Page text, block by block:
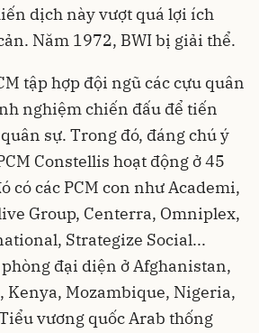
dịch này vượt quá lợi ích
Năm 1972, BWI bị giải thể.
tập hợp đội ngũ các cựu quân
nghiệm chiến đấu để tiến
sự. Trong đó, đáng chú ý
Constellis hoạt động ở 45
có các PCM con như Academi,
Group, Centerra, Omniplex,
Strategize Social...
đại diện ở Afghanistan,
Kenya, Mozambique, Nigeria,
vương quốc Arab thống